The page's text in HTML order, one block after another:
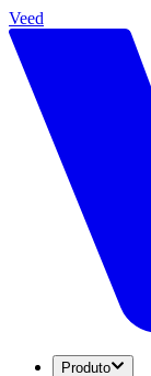
Veed
Produto